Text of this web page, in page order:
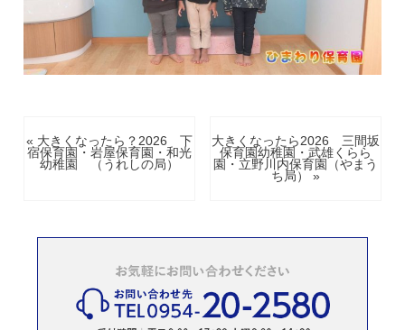
« 大きくなったら？2026 下
宿保育園・岩屋保育園・和光
幼稚園 （うれしの局）
大きくなったら2026 三間坂
保育園幼稚園・武雄くらら
園・立野川内保育園（やまう
ち局） »